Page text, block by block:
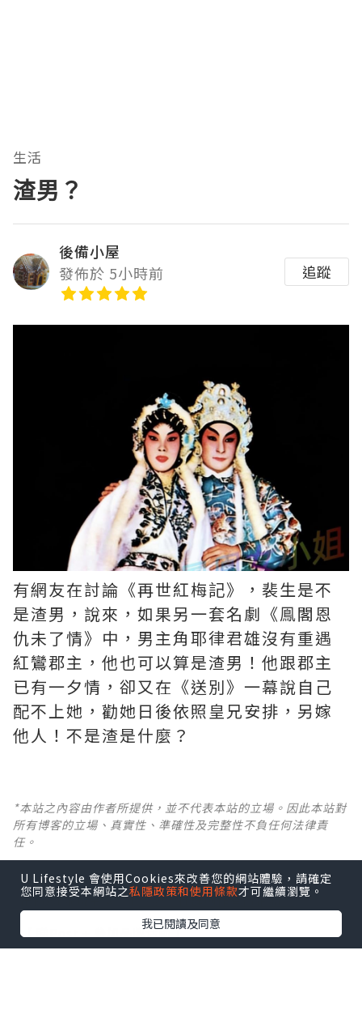
生活
渣男？
後備小屋
發佈於 5小時前
追蹤
有網友在討論《再世紅梅記》，裴生是不
是渣男，說來，如果另一套名劇《鳯閣恩
仇未了情》中，男主角耶律君雄沒有重遇
紅鸞郡主，他也可以算是渣男！他跟郡主
已有一夕情，卻又在《送別》一幕說自己
配不上她，勸她日後依照皇兄安排，另嫁
他人！不是渣是什麼？ ​​​
*本站之內容由作者所提供，並不代表本站的立場。因此本站對
所有博客的立場、真實性、準確性及完整性不負任何法律責
任。
【 U Creator 招募 】
出Post賺現金獎賞 l登記《社群創作有價企劃》
【 睇Post + 參加品牌活動 】
瀏覽更多社群打卡丶旅遊丶美食丶親子丶寵物丶扮靚
U Lifestyle 會使用Cookies來改善您的網站體驗，請確定
您同意接受本網站之私隱政策和使用條款才可繼續瀏覽。
我已閱讀及同意